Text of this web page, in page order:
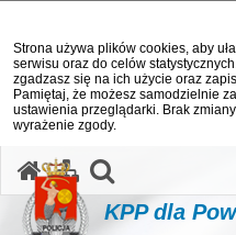
Strona używa plików cookies, aby
serwisu oraz do celów
zgadzasz się na ich użycie oraz
Pamiętaj, że możesz samodzielnie
ustawienia przeglądarki. Brak
wyrażenie zgody.
KPP dla